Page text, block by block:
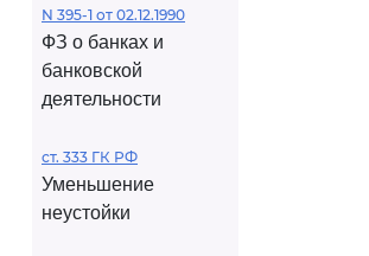
N 395-1 от 02.12.1990
ФЗ о банках и
банковской
деятельности
ст. 333 ГК РФ
Уменьшение
неустойки